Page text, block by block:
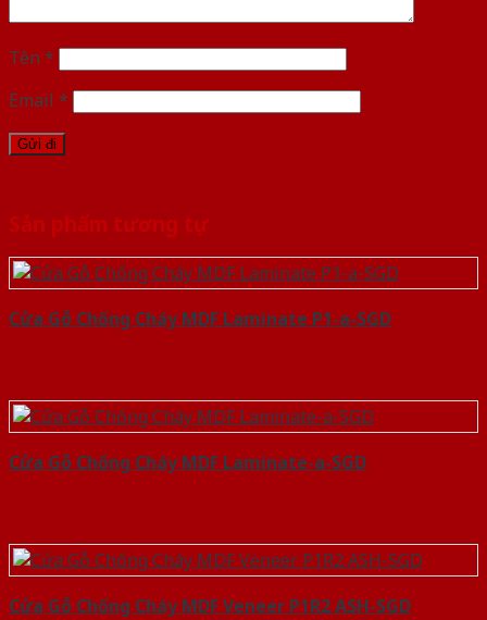
Tên *
Email *
Sản phẩm tương tự
Cửa Gỗ Chống Cháy MDF Laminate P1-a-SGD
Cửa Gỗ Chống Cháy MDF Laminate-a-SGD
Cửa Gỗ Chống Cháy MDF Veneer P1R2 ASH-SGD